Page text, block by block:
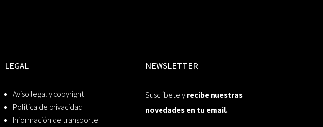
LEGAL
Aviso legal y copyright
Política de privacidad
Información de transporte
NEWSLETTER
Suscríbete yrecibe nuestras
novedades en tu email.